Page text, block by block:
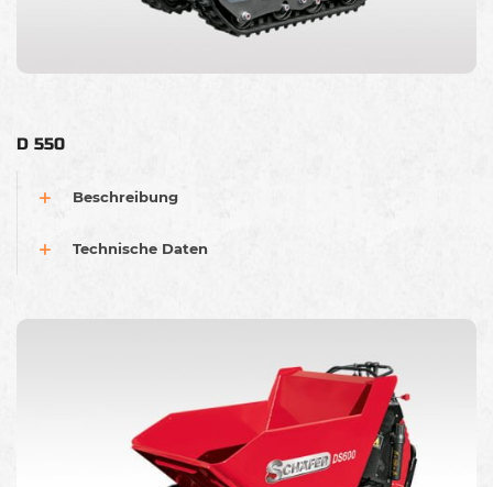
D 550
Beschreibung
Technische Daten